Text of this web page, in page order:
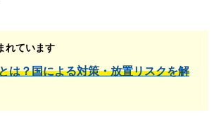
れています
は？国による対策・放置リスクを解